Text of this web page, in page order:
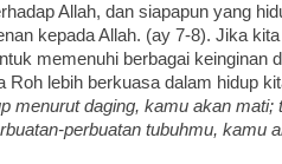
Allah, dan siapapun yang
kepada Allah. (ay 7-8). Jika
memenuhi berbagai keinginan
Roh lebih berkuasa dalam hidup
menurut daging, kamu akan mati;
perbuatan tubuhmu, kamu